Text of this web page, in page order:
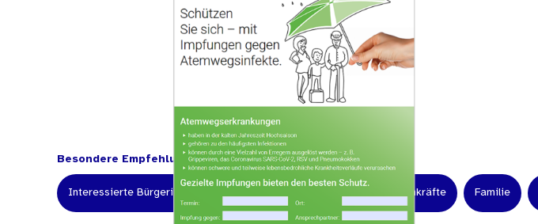
Besondere Empfehlung für:
Interessierte Bürgerinnen und Bürger Fachkräfte Familie